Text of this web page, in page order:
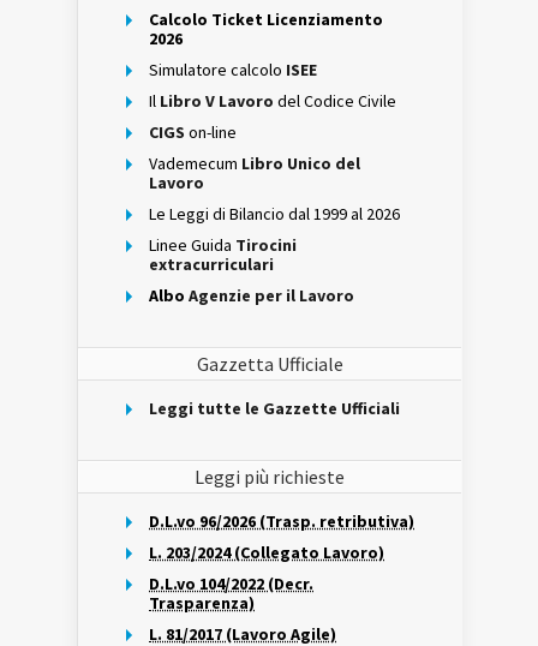
Calcolo Ticket Licenziamento
2026
Simulatore calcolo ISEE
Il Libro V Lavoro del Codice Civile
CIGS on-line
Vademecum Libro Unico del
Lavoro
Le Leggi di Bilancio dal 1999 al 2026
Linee Guida Tirocini
extracurriculari
Albo Agenzie per il Lavoro
Gazzetta Ufficiale
Leggi tutte le Gazzette Ufficiali
Leggi più richieste
D.L.vo 96/2026 (Trasp. retributiva)
L. 203/2024 (Collegato Lavoro)
D.L.vo 104/2022 (Decr.
Trasparenza)
L. 81/2017 (Lavoro Agile)